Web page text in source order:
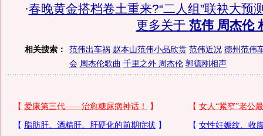
·春晚黄金搭档卷土重来?“二人组”联袂大预
更多关于 范伟 周杰伦
相关搜索： 范伟出车祸 赵本山范伟小品欣赏 范伟近况 德州范伟
会 周杰伦歌曲 千里之外 周杰伦 郭德刚相声